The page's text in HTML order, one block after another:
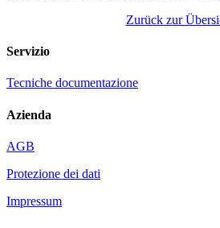
Zurück zur
Servizio
Tecniche documentazione
Azienda
AGB
Protezione dei dati
Impressum